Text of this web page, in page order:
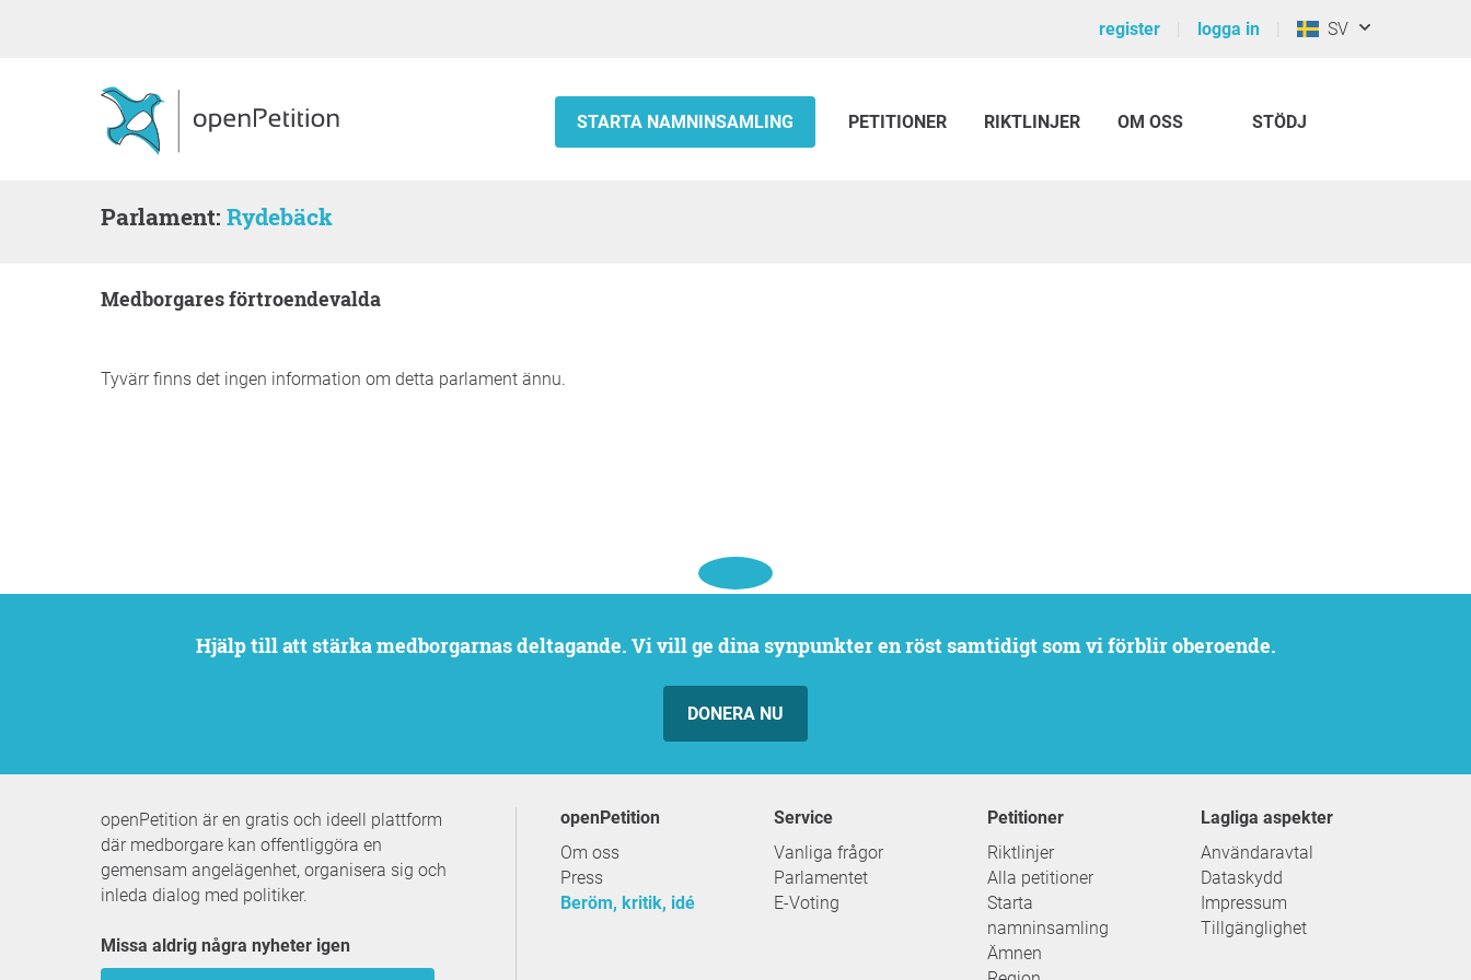
register logga in SV
STARTA NAMNINSAMLING PETITIONER RIKTLINJER OM OSS STÖDJ
Parlament: Rydebäck
medborgares förtroendevalda
Tyvärr finns det ingen information om detta parlament ännu.
Hjälp till att stärka medborgarnas deltagande. Vi vill ge dina synpunkter en röst samtidigt som vi förblir oberoende.
DONERA NU
openPetition är en gratis och ideell plattform
där medborgare kan offentliggöra en
gemensam angelägenhet, organisera sig och
inleda dialog med politiker.
Missa aldrig några nyheter igen
openPetition
Om oss
Press
Beröm, kritik, idé
service
Vanliga frågor
Parlamentet
E-Voting
Petitioner
Riktlinjer
Alla petitioner
Starta
namninsamling
Ämnen
Lagliga aspekter
Användaravtal
Dataskydd
Impressum
Tillgänglighet